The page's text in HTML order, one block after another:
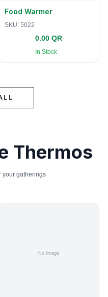
Food Warmer
SKU: 5022
0.00 QR
In Stock
Thermos
your gatherings